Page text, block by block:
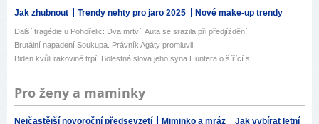
Jak zhubnout Trendy nehty pro jaro 2025 Nové make-up trendy
Další tragédie u Pohořelic: Dva mrtví! Auta se srazila při předjíždění
Brutální napadení Soukupa. Právník Agáty promluvil
Biden kvůli rakovině trpí! Bolestná slova jeho syna Huntera o šířící s...
Pro ženy a maminky
Nejčastější novoroční předsevzetí Miminko a mráz
Jak vybírat letní